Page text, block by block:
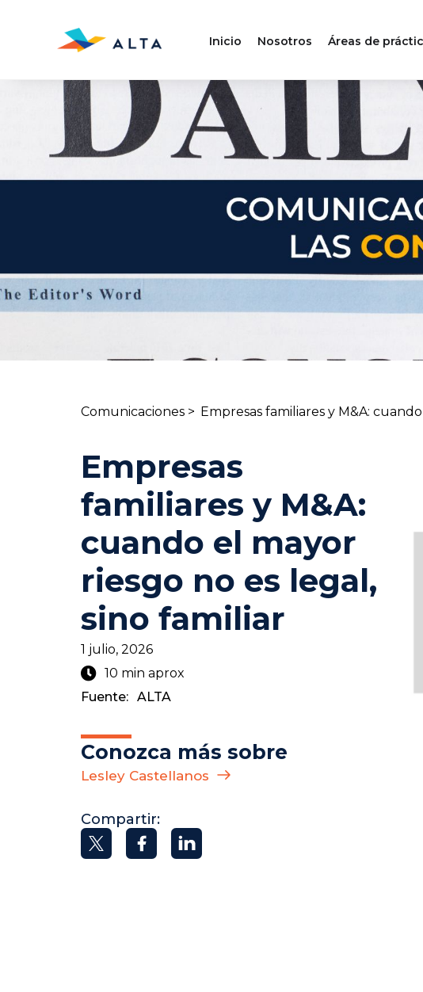
Inicio Nosotros Áreas de
Comunicaciones > Empresas familiares y M&A:
Empresas
familiares y M&A:
cuando el mayor
riesgo no es legal,
sino familiar
1 julio, 2026
10 min aprox
Fuente: ALTA
Conozca más sobre
Lesley Castellanos
Compartir: